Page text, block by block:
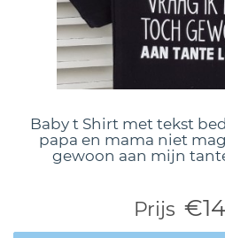
Baby t Shirt met tekst
papa en mama niet
gewoon aan mijn
Prijs